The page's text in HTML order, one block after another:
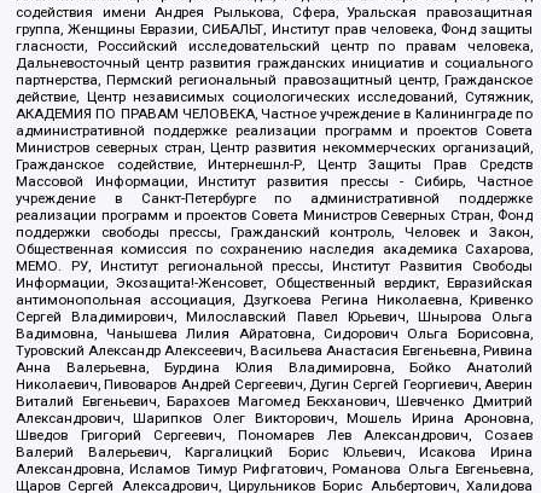
содействия имени Андрея Рылькова, Сфера, Уральская правозащитная
группа, Женщины Евразии, СИБАЛЬТ, Институт прав человека, Фонд защиты
гласности, Российский исследовательский центр по правам человека,
Дальневосточный центр развития гражданских инициатив и социального
партнерства, Пермский региональный правозащитный центр, Гражданское
действие, Центр независимых социологических исследований, Сутяжник,
АКАДЕМИЯ ПО ПРАВАМ ЧЕЛОВЕКА, Частное учреждение в Калининграде по
административной поддержке реализации программ и проектов Совета
Министров северных стран, Центр развития некоммерческих организаций,
Гражданское содействие, Интернешнл-Р, Центр Защиты Прав Средств
Массовой Информации, Институт развития прессы - Сибирь, Частное
учреждение в Санкт-Петербурге по административной поддержке
реализации программ и проектов Совета Министров Северных Стран, Фонд
поддержки свободы прессы, Гражданский контроль, Человек и Закон,
Общественная комиссия по сохранению наследия академика Сахарова,
МЕМО. РУ, Институт региональной прессы, Институт Развития Свободы
Информации, Экозащита!-Женсовет, Общественный вердикт, Евразийская
антимонопольная ассоциация, Дзугкоева Регина Николаевна, Кривенко
Сергей Владимирович, Милославский Павел Юрьевич, Шнырова Ольга
Вадимовна, Чанышева Лилия Айратовна, Сидорович Ольга Борисовна,
Туровский Александр Алексеевич, Васильева Анастасия Евгеньевна, Ривина
Анна Валерьевна, Бурдина Юлия Владимировна, Бойко Анатолий
Николаевич, Пивоваров Андрей Сергеевич, Дугин Сергей Георгиевич, Аверин
Виталий Евгеньевич, Барахоев Магомед Бекханович, Шевченко Дмитрий
Александрович, Шарипков Олег Викторович, Мошель Ирина Ароновна,
Шведов Григорий Сергеевич, Пономарев Лев Александрович, Созаев
Валерий Валерьевич, Каргалицкий Борис Юльевич, Исакова Ирина
Александровна, Исламов Тимур Рифгатович, Романова Ольга Евгеньевна,
Щаров Сергей Алексадрович, Цирульников Борис Альбертович, Халидова